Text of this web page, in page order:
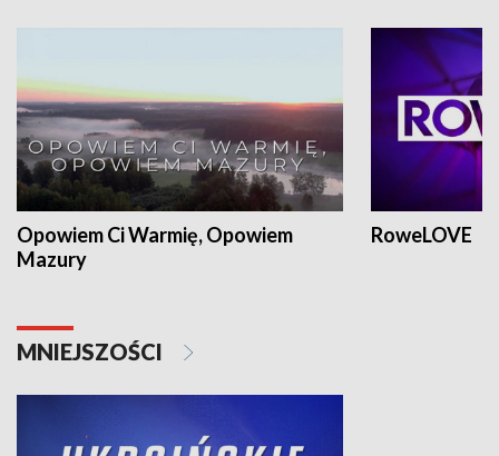
Opowiem Ci Warmię, Opowiem
Mazury
RoweLOVE
MNIEJSZOŚCI